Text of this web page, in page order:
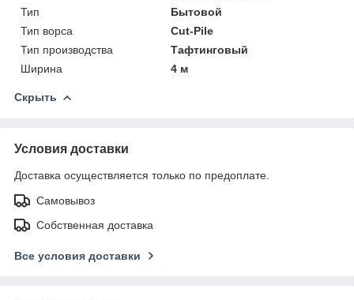
Тип
Бытовой
Тип ворса
Cut-Pile
Тип производства
Тафтинговый
Ширина
4 м
Скрыть
Условия доставки
Доставка осуществляется только по предоплате.
Самовывоз
Собственная доставка
Все условия доставки